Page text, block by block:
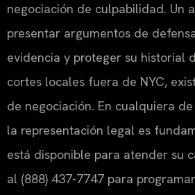
negociación de culpabilidad. Un
presentar argumentos de
evidencia y proteger su historial
cortes locales fuera de NYC,
de negociación. En cualquiera
la representación legal es
está disponible para atender su
al (888) 437-7747 para